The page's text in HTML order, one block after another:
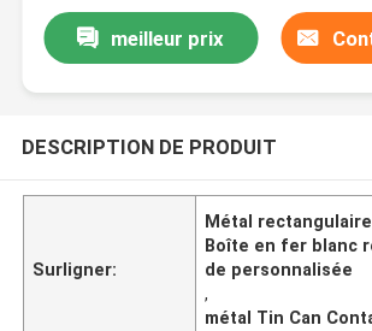
meilleur prix
DESCRIPTION DE PRODUIT
Surligner:
Métal
Boîte en fer blanc
de personnalisée
,
métal Tin Can